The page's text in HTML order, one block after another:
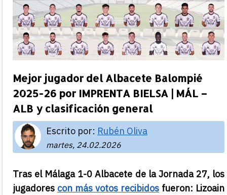
Mejor jugador del Albacete Balompié
2025-26 por IMPRENTA BIELSA | MÁL –
ALB y clasificación general
Escrito por: Rubén Oliva
martes, 24.02.2026
Tras el Málaga 1-0 Albacete de la Jornada 27, los
jugadores con más votos recibidos fueron: Lizoain